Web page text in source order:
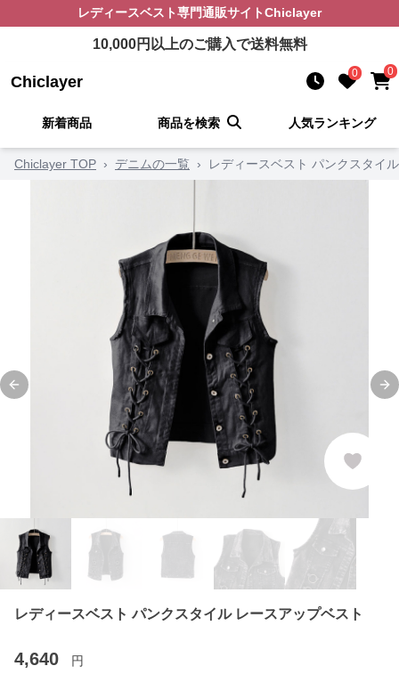
レディースベスト専門通販サイトChiclayer
10,000円以上のご購入で送料無料
Chiclayer 0 0
新着商品 商品を検索 人気ランキング
Chiclayer TOP › デニムの一覧 › レディースベスト パンクスタイ
Previous slide
レディースベスト パンクスタイル レースアップベスト
4,640 円